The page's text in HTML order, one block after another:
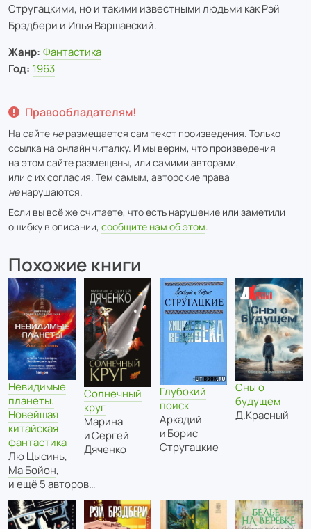
Стругацкими, но и такими известными людьми как Рэй
Брэдбери и Илья Варшавский.
Жанр: Фантастика
Год: 1963
Правообладателям!
На сайте неразмещается сам текст произведения. Только
ссылка на онлайн читалку. И мы верим, что произведения
на этом сайте размещены, или самими авторами,
или с их согласия. Тем самым, авторские права
ненарушаются.
Если вы всё же считаете, что есть нарушение или заметили
ошибку в описании, сообщите нам об этом.
Похожие книги
Невидимые
планеты.
Новейшая
китайская
фантастика
Лю Цысинь,
Ма Бойон,
и ещё 5 авторов…
Солнечный
круг
Марина
и Сергей
Дяченко
Глубокий
поиск
Аркадий
и Борис
Стругацкие
Сны о
будущем
Д.Красный